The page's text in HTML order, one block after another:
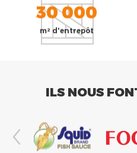
30 000
m² d'entrepôt
ILS NOUS